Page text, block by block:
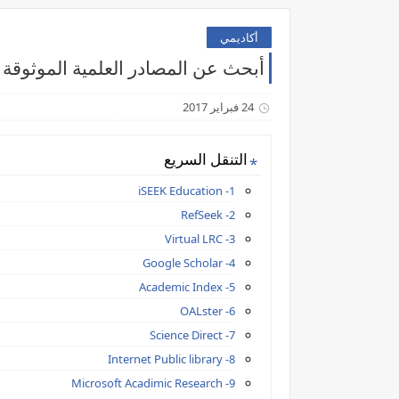
أكاديمي
أبحث عن المصادر العلمية
24 فبراير 2017
التنقل السريع
1- iSEEK Education
2- RefSeek
3- Virtual LRC
4- Google Scholar
5- Academic Index
6- OALster
7- Science Direct
8- Internet Public library
9- Microsoft Acadimic Research